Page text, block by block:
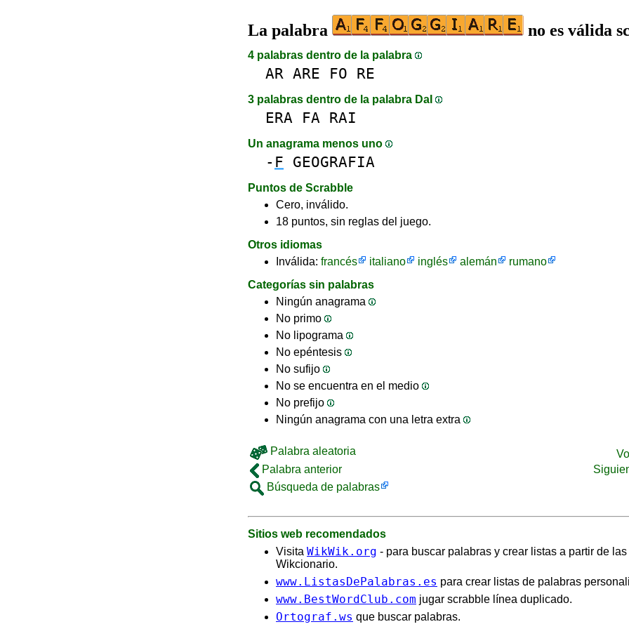
La palabra no es válida
4 palabras dentro de la palabra
AR ARE FO RE
3 palabras dentro de la palabra DaI
ERA FA RAI
Un anagrama menos uno
- F GEOGRAFIA
Puntos de Scrabble
Cero, inválido.
18 puntos, sin reglas del juego.
Otros idiomas
Inválida: francés italiano inglés alemán
rumano
Categorías sin palabras
Ningún anagrama
No primo
No lipograma
No epéntesis
No sufijo
No se encuentra en el medio
No prefijo
Ningún anagrama con una letra extra
Palabra aleatoria
Palabra anterior
Búsqueda de palabras
Sitios web recomendados
Visita WikWik.org - para buscar palabras y crear listas a partir de
Wikcionario.
www.ListasDePalabras.es para crear listas de palabras
www.BestWordClub.com jugar scrabble línea duplicado.
Ortograf.ws que buscar palabras.